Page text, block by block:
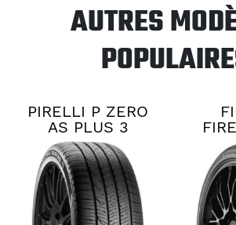
AUTRES
PIRELLI P ZERO
AS PLUS 3